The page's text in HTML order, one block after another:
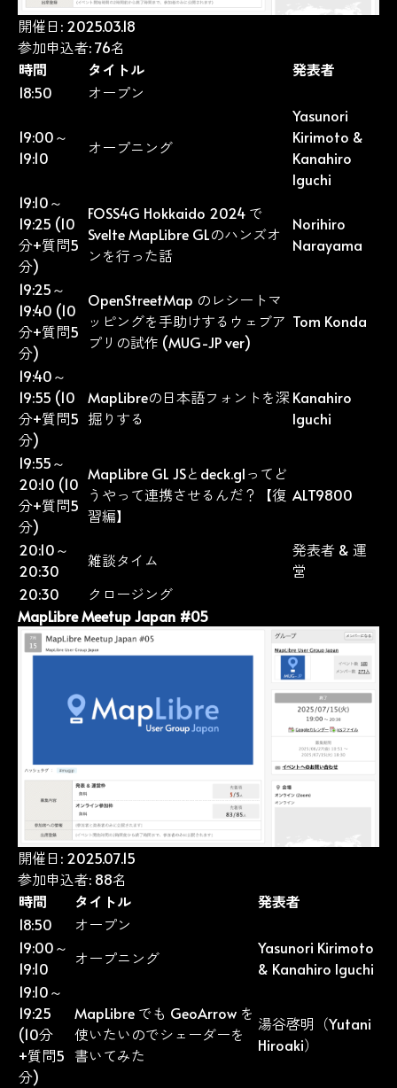
開催日: 2025.03.18
参加申込者: 76名
時間
タイトル
発表者
18:50
オープン
19:00～
19:10
オープニング
Yasunori
Kirimoto &
Kanahiro
Iguchi
19:10～
19:25 (10
分+質問5
分)
FOSS4G Hokkaido 2024 で
Svelte MapLibre GLのハンズオ
ンを行った話
Norihiro
Narayama
19:25～
19:40 (10
分+質問5
分)
OpenStreetMap のレシートマ
ッピングを手助けするウェブア
プリの試作 (MUG-JP ver)
Tom Konda
19:40～
19:55 (10
分+質問5
分)
MapLibreの日本語フォントを深
掘りする
Kanahiro
Iguchi
19:55～
20:10 (10
分+質問5
分)
MapLibre GL JSとdeck.glってど
うやって連携させるんだ？【復
習編】
ALT9800
20:10～
20:30
雑談タイム
発表者 & 運
営
20:30
クロージング
MapLibre Meetup Japan #05
開催日: 2025.07.15
参加申込者: 88名
時間
タイトル
発表者
18:50
オープン
19:00～
19:10
オープニング
Yasunori Kirimoto
& Kanahiro Iguchi
19:10～
19:25
(10分
+質問5
分)
MapLibre でも GeoArrow を
使いたいのでシェーダーを
書いてみた
湯谷啓明（Yutani
Hiroaki）